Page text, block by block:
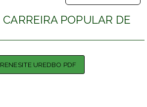
POPULAR DE
UREDBO PDF